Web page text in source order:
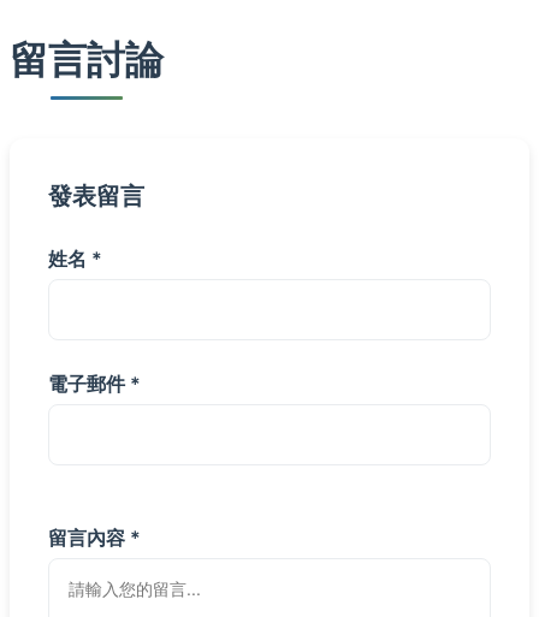
留言討論
發表留言
姓名 *
電子郵件 *
留言內容 *